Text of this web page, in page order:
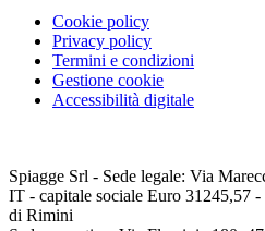
Cookie policy
Privacy policy
Termini e condizioni
Gestione cookie
Accessibilità digitale
Spiagge Srl - Sede legale: Via
IT - capitale sociale Euro 31245,57
di Rimini